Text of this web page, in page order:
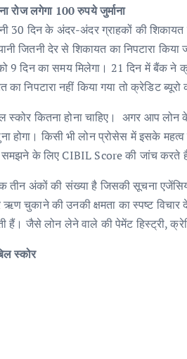
रोज लगेगा 100 रुपये जुर्माना
30 दिन के अंदर-अंदर ग्राहकों की शिकायत
जितनी देर से शिकायत का निपटारा किया
दिन का समय मिलेगा। 21 दिन में बैंक ने
निपटारा नहीं किया गया तो क्रेडिट ब्यूरो
कितना होना चाहिए। अगर आप
होगा। किसी भी लोन प्रोसेस में इसके
समझने के लिए CIBIL Score की जांच करते
अंकों की संख्या है जिसकी सूचना एजेंसियों
चुकाने की उनकी क्षमता का स्पष्ट विचार
हैं। जैसे लोन लेने वाले की पेमेंट हिस्ट्री,
स्कोर